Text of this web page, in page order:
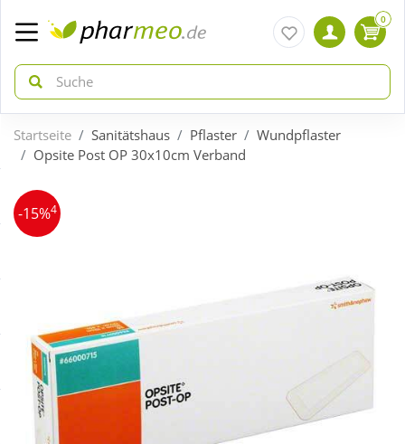
zurück
ÜBERSICHT AKTIONEN
Neuheiten
Sale
zurück
ÜBERSICHT KATEGORIEN
Diabetes
Körperpflege & Kosmetik
0
Startseite Sanitätshaus Pflaster
Wundpflaster
Opsite Post OP 30x10cm Verband
-15%4